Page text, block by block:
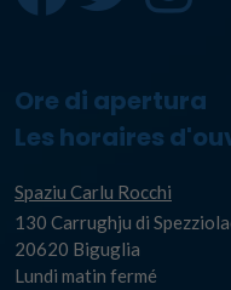
Ore di apertura
Les horaires
Spaziu Carlu Rocchi
130 Carrughju di
20620 Biguglia
Lundi matin fermé